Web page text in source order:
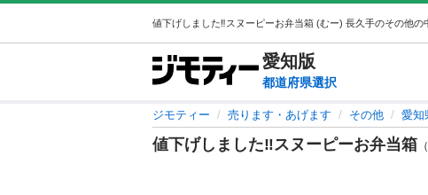
愛知版
都道府県選択
ジモティー 売ります・あげます その他 愛知
値下げしました‼️スヌーピーお弁当箱